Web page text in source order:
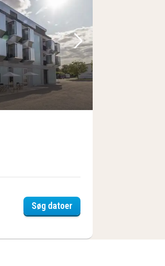
Næste billede
Søg datoerelferrooms Hotel